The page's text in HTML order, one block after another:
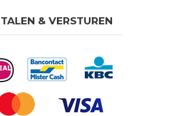
& VERSTUREN